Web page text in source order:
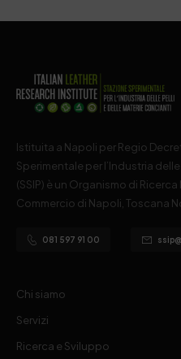
Istituita a Napoli per Regio
Sperimentale per l’Industria
(SSIP) è un Organismo di
Commercio di Napoli, Toscana
081 597 91 00
Chi siamo
Servizi
Ricerca e Sviluppo